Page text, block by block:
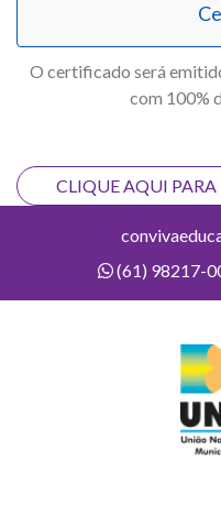
O certificado será
com 100%
CLIQUE AQUI
(61) 98217-